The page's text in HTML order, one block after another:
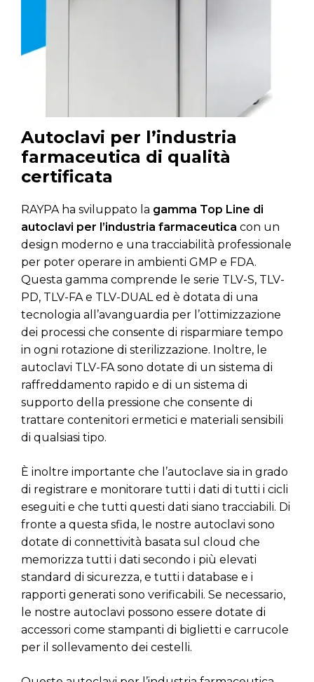
Autoclavi per l’industria
farmaceutica di qualità
certificata
RAYPA ha sviluppato la gamma Top Line di
autoclavi per l’industria farmaceutica con un
design moderno e una tracciabilità professionale
per poter operare in ambienti GMP e FDA.
Questa gamma comprende le serie TLV-S, TLV-
PD, TLV-FA e TLV-DUAL ed è dotata di una
tecnologia all’avanguardia per l’ottimizzazione
dei processi che consente di risparmiare tempo
in ogni rotazione di sterilizzazione. Inoltre, le
autoclavi TLV-FA sono dotate di un sistema di
raffreddamento rapido e di un sistema di
supporto della pressione che consente di
trattare contenitori ermetici e materiali sensibili
di qualsiasi tipo.
È inoltre importante che l’autoclave sia in grado
di registrare e monitorare tutti i dati di tutti i cicli
eseguiti e che tutti questi dati siano tracciabili. Di
fronte a questa sfida, le nostre autoclavi sono
dotate di connettività basata sul cloud che
memorizza tutti i dati secondo i più elevati
standard di sicurezza, e tutti i database e i
rapporti generati sono verificabili. Se necessario,
le nostre autoclavi possono essere dotate di
accessori come stampanti di biglietti e carrucole
per il sollevamento dei cestelli.